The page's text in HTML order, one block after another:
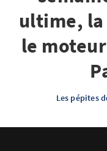
ultime, la
le
Les pépites